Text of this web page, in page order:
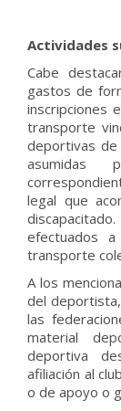
Actividades
Cabe
gastos de
inscripciones
transporte
deportivas de
asumidas
legal que
efectuados
transporte
A los
del
las
material
deportiva
afiliación al
o de apoyo o